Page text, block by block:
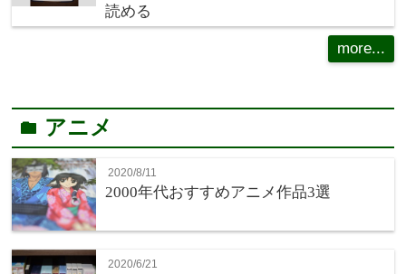
読める
more...
folder アニメ
2020/8/11
2000年代おすすめアニメ作品3選
2020/6/21